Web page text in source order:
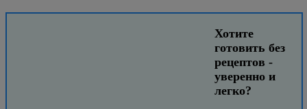
Хотите
готовить без
рецептов -
уверенно и
легко?